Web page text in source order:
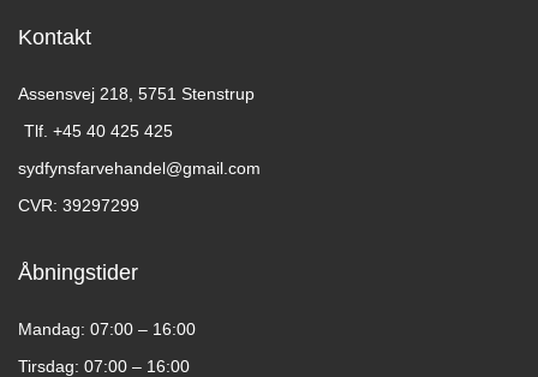
Kontakt
Assensvej 218, 5751 Stenstrup​
Tlf. +45 40 425 425​
sydfynsfarvehandel@gmail.com​
CVR: 39297299​
Åbningstider
Mandag: 07:00 – 16:00
Tirsdag: 07:00 – 16:00